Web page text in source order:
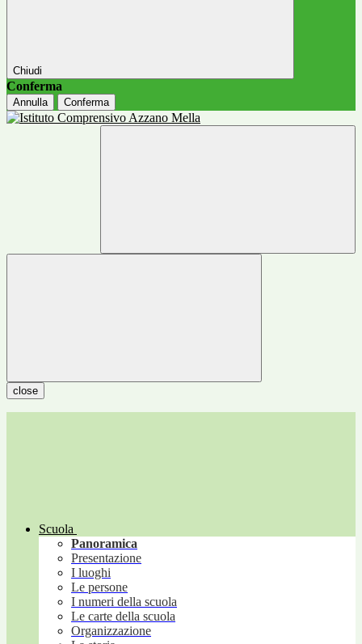
Chiudi
Conferma
Annulla Conferma
close
Scuola
Panoramica
Presentazione
I luoghi
Le persone
I numeri della scuola
Le carte della scuola
Organizzazione